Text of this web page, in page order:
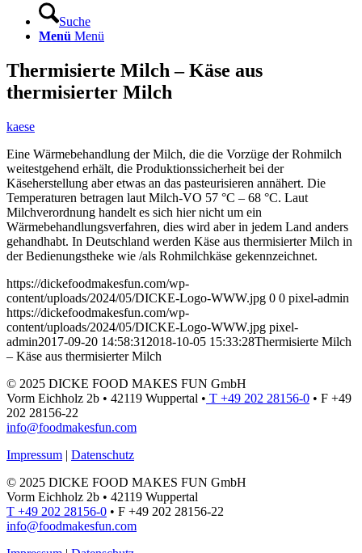
Suche
Menü Menü
Thermisierte Milch – Käse aus
thermisierter Milch
kaese
Eine Wärmebehandlung der Milch, die die Vorzüge der Rohmilch
weitestgehend erhält, die Produktionssicherheit bei der
Käseherstellung aber etwas an das pasteurisieren annähert. Die
Temperaturen betragen laut Milch-VO 57 °C – 68 °C. Laut
Milchverordnung handelt es sich hier nicht um ein
Wärmebehandlungsverfahren, dies wird aber in jedem Land anders
gehandhabt. In Deutschland werden Käse aus thermisierter Milch in
der Bedienungstheke wie /als Rohmilchkäse gekennzeichnet.
https://dickefoodmakesfun.com/wp-
content/uploads/2024/05/DICKE-Logo-WWW.jpg 0 0 pixel-admin
https://dickefoodmakesfun.com/wp-
content/uploads/2024/05/DICKE-Logo-WWW.jpg pixel-
admin2017-09-20 14:58:31 2018-10-05 15:33:28Thermisierte Milch
– Käse aus thermisierter Milch
© 2025 DICKE FOOD MAKES FUN GmbH
Vorm Eichholz 2b • 42119 Wuppertal • T +49 202 28156-0 • F +49
202 28156-22
info@foodmakesfun.com
Impressum | Datenschutz
© 2025 DICKE FOOD MAKES FUN GmbH
Vorm Eichholz 2b • 42119 Wuppertal
T +49 202 28156-0 • F +49 202 28156-22
info@foodmakesfun.com